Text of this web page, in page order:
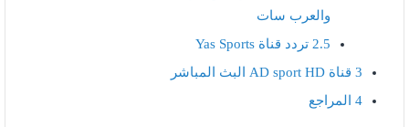
والعرب سات
2.5 تردد قناة Yas Sports
3 قناة AD sport HD البث المباشر
4 المراجع